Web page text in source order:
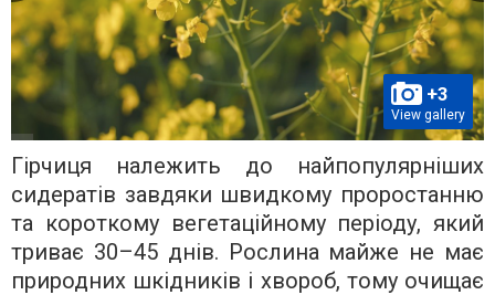
+3
View gallery
Гірчиця належить до найпопулярніших
сидератів завдяки швидкому проростанню
та короткому вегетаційному періоду, який
триває 30–45 днів. Рослина майже не має
природних шкідників і хвороб, тому очищає